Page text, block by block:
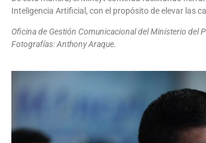
Inteligencia Artificial, con el propósito de elevar las
Oficina de Gestión Comunicacional del Ministerio del
Fotografías: Anthony Araque.